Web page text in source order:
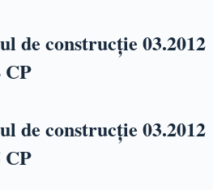
de construcție 03.2012
de construcție 03.2012